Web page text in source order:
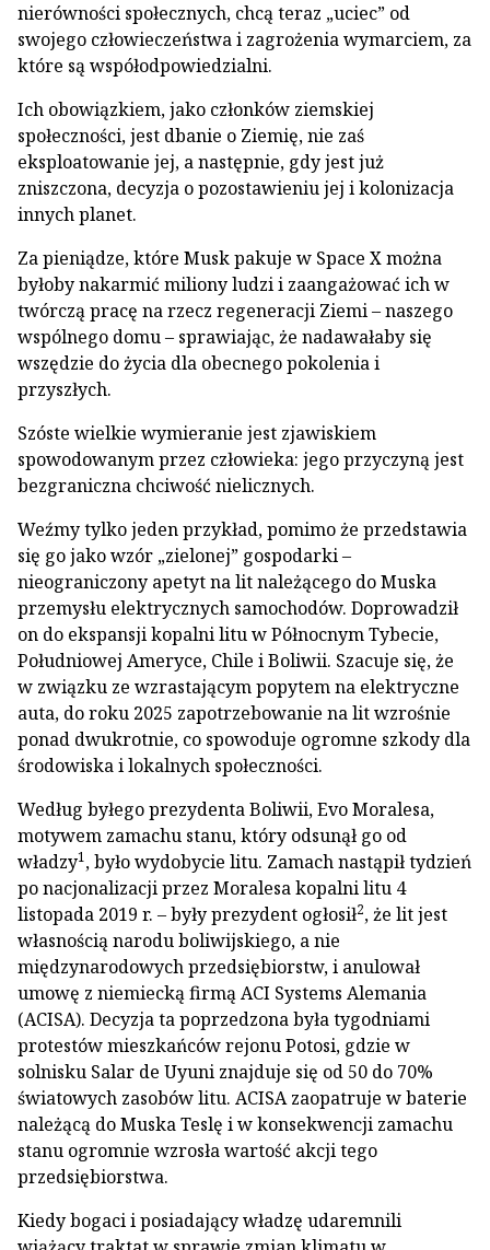
nierówności społecznych, chcą teraz „uciec” od
swojego człowieczeństwa i zagrożenia wymarciem, za
które są współodpowiedzialni.
Ich obowiązkiem, jako członków ziemskiej
społeczności, jest dbanie o Ziemię, nie zaś
eksploatowanie jej, a następnie, gdy jest już
zniszczona, decyzja o pozostawieniu jej i kolonizacja
innych planet.
Za pieniądze, które Musk pakuje w Space X można
byłoby nakarmić miliony ludzi i zaangażować ich w
twórczą pracę na rzecz regeneracji Ziemi – naszego
wspólnego domu – sprawiając, że nadawałaby się
wszędzie do życia dla obecnego pokolenia i
przyszłych.
Szóste wielkie wymieranie jest zjawiskiem
spowodowanym przez człowieka: jego przyczyną jest
bezgraniczna chciwość nielicznych.
Weźmy tylko jeden przykład, pomimo że przedstawia
się go jako wzór „zielonej” gospodarki –
nieograniczony apetyt na lit należącego do Muska
przemysłu elektrycznych samochodów. Doprowadził
on do ekspansji kopalni litu w Północnym Tybecie,
Południowej Ameryce, Chile i Boliwii. Szacuje się, że
w związku ze wzrastającym popytem na elektryczne
auta, do roku 2025 zapotrzebowanie na lit wzrośnie
ponad dwukrotnie, co spowoduje ogromne szkody dla
środowiska i lokalnych społeczności.
Według byłego prezydenta Boliwii, Evo Moralesa,
motywem zamachu stanu, który odsunął go od
władzy1, było wydobycie litu. Zamach nastąpił tydzień
po nacjonalizacji przez Moralesa kopalni litu 4
listopada 2019 r. – były prezydent ogłosił2, że lit jest
własnością narodu boliwijskiego, a nie
międzynarodowych przedsiębiorstw, i anulował
umowę z niemiecką firmą ACI Systems Alemania
(ACISA). Decyzja ta poprzedzona była tygodniami
protestów mieszkańców rejonu Potosi, gdzie w
solnisku Salar de Uyuni znajduje się od 50 do 70%
światowych zasobów litu. ACISA zaopatruje w baterie
należącą do Muska Teslę i w konsekwencji zamachu
stanu ogromnie wzrosła wartość akcji tego
przedsiębiorstwa.
Kiedy bogaci i posiadający władzę udaremnili